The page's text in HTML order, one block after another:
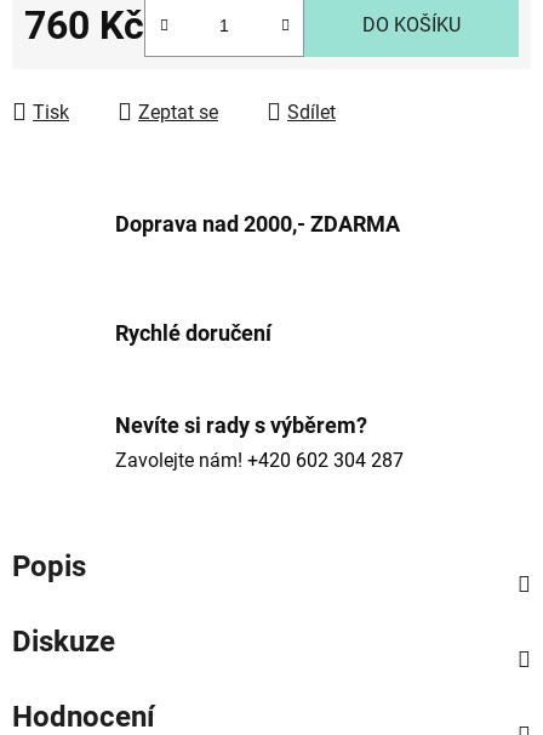
760 Kč DO KOŠÍKU
Tisk Zeptat se Sdílet
Doprava nad 2000,- ZDARMA
Rychlé doručení
Nevíte si rady s výběrem?
Zavolejte nám! +420 602 304 287
Popis
Diskuze
Hodnocení